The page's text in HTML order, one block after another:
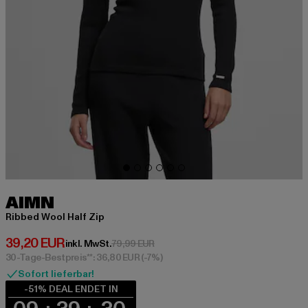
AIMN
Ribbed Wool Half Zip
39,20 EUR
Derzeitiger Preis: 39,20 EUR
inkl. MwSt.79,99 EURAktionspreis: 79,99 EUR
30-Tage-Bestpreis**: 36,80 EUR(-7%)
Sofort lieferbar!
-51% DEAL ENDET IN